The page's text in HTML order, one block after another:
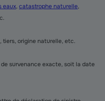
eaux, catastrophe naturelle,
, tiers, origine naturelle, etc.
survenance exacte, soit la date